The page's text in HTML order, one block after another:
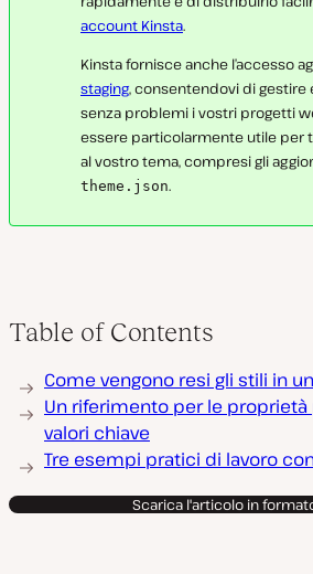
account Kinsta.
Kinsta fornisce anche l’accesso
staging, consentendovi di gestire
senza problemi i vostri progetti
essere particolarmente utile per
al vostro tema, compresi gli
theme.json.
Table of Contents
Come vengono resi gli stili in
Un riferimento per le
valori chiave
Tre esempi pratici di lavoro
Scarica l'articolo in